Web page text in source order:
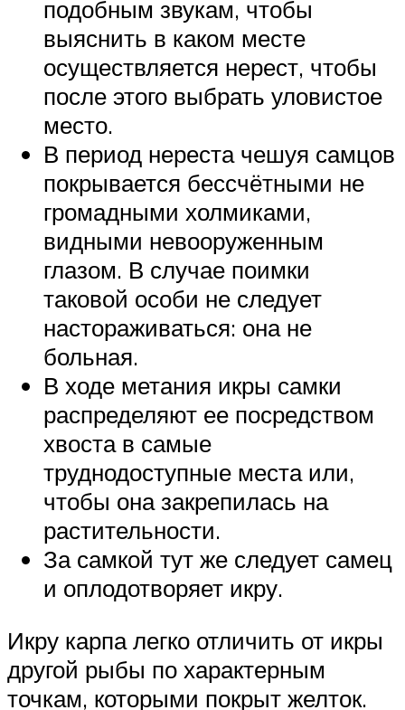
подобным звукам, чтобы
выяснить в каком месте
осуществляется нерест, чтобы
после этого выбрать уловистое
место.
В период нереста чешуя самцов
покрывается бессчётными не
громадными холмиками,
видными невооруженным
глазом. В случае поимки
таковой особи не следует
настораживаться: она не
больная.
В ходе метания икры самки
распределяют ее посредством
хвоста в самые
труднодоступные места или,
чтобы она закрепилась на
растительности.
За самкой тут же следует самец
и оплодотворяет икру.
Икру карпа легко отличить от икры
другой рыбы по характерным
точкам, которыми покрыт желток.